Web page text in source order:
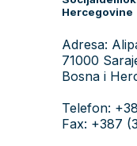
Hercegovine
Adresa:
71000
Bosna i
Telefon:
Fax: +387